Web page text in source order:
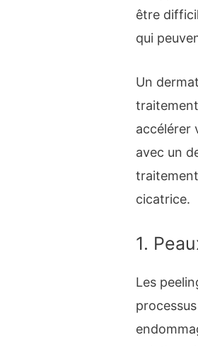
être
qui
Un
accélérer
avec un
cicatrice.
1.
Les